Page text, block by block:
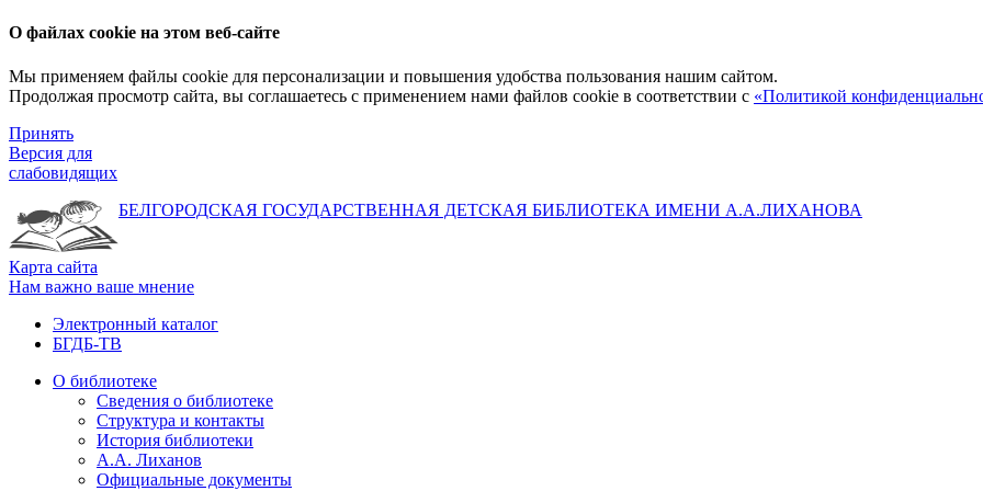
О файлах cookie на этом веб-сайте
Мы применяем файлы cookie для персонализации и повышения удобства пользования нашим сайтом.
Продолжая просмотр сайта, вы соглашаетесь с применением нами файлов cookie в соответствии с «Политикой
Принять
Версия для
слабовидящих
БЕЛГОРОДСКАЯ ГОСУДАРСТВЕННАЯ ДЕТСКАЯ БИБЛИОТЕКА ИМЕНИ А.А.ЛИХАНОВА
Карта сайта
Нам важно ваше мнение
Электронный каталог
БГДБ-ТВ
О библиотеке
Сведения о библиотеке
Структура и контакты
История библиотеки
А.А. Лиханов
Официальные документы